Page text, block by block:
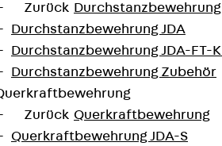
Zurück Durchstanzbewehrung
Durchstanzbewehrung JDA
Durchstanzbewehrung JDA-FT-
Durchstanzbewehrung Zubehör
Zurück Querkraftbewehrung
Querkraftbewehrung JDA-S
Installationsleitungen oder
erhältlich: Er ist
15 bis 30 Kabel. Die Angaben